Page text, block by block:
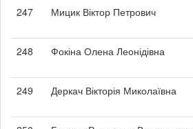
247
Мицик Віктор Петрович
248
Фокіна Олена Леонідівна
249
Деркач Вікторія Миколаївна